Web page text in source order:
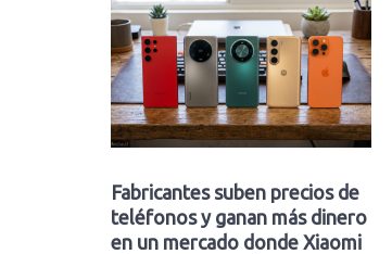
Fabricantes suben precios de
teléfonos y ganan más dinero
en un mercado donde Xiaomi